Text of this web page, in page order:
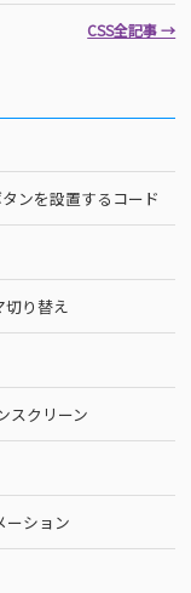
CSS全記事 →
ンを設置するコード
り替え
スクリーン
ーション